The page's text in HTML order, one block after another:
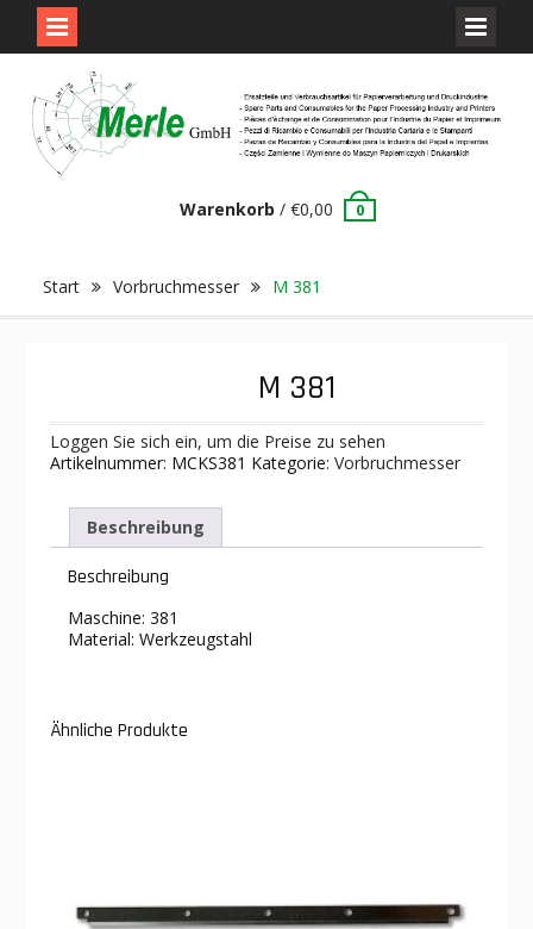
content
Warenkorb / €0,00 0
Start Vorbruchmesser M 381
M 381
Loggen Sie sich ein, um die Preise zu sehen
Artikelnummer: MCKS381 Kategorie: Vorbruchmesser
Beschreibung
Beschreibung
Maschine: 381
Material: Werkzeugstahl
Ähnliche Produkte